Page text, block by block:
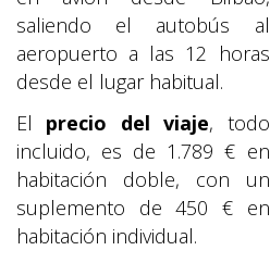
saliendo el autobús al
aeropuerto a las 12 horas
desde el lugar habitual.
El precio del viaje, todo
incluido, es de 1.789 € en
habitación doble, con un
suplemento de 450 € en
habitación individual.